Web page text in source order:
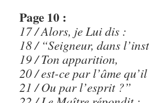
Page 10 :
17 / Alors, je Lui dis :
18 / “Seigneur, dans
19 / Ton apparition,
20 / est-ce par l’âme
21 / Ou par l’esprit ?”